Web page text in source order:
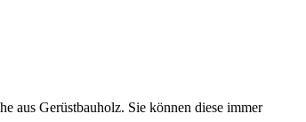
aus Gerüstbauholz. Sie können diese immer